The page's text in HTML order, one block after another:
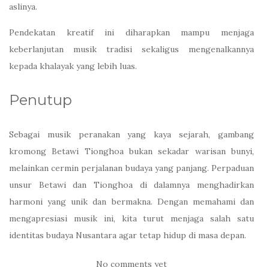
aslinya.
Pendekatan kreatif ini diharapkan mampu menjaga
keberlanjutan musik tradisi sekaligus mengenalkannya
kepada khalayak yang lebih luas.
Penutup
Sebagai musik peranakan yang kaya sejarah, gambang
kromong Betawi Tionghoa bukan sekadar warisan bunyi,
melainkan cermin perjalanan budaya yang panjang. Perpaduan
unsur Betawi dan Tionghoa di dalamnya menghadirkan
harmoni yang unik dan bermakna. Dengan memahami dan
mengapresiasi musik ini, kita turut menjaga salah satu
identitas budaya Nusantara agar tetap hidup di masa depan.
No comments yet